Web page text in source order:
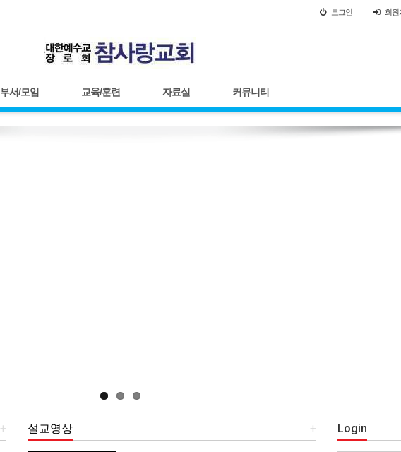
로그인 회원
부서/모임 교육/훈련 자료실 커뮤니티
+ +
설교영상 Login